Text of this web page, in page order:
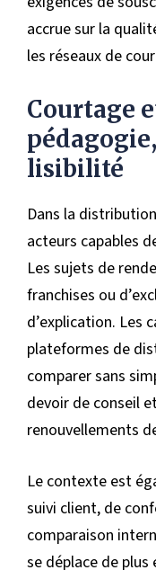
accrue sur la
les réseaux de
Courtage
lisibilité
Dans la
acteurs capables
Les sujets de
franchises ou
d’explication. Les
plateformes de
comparer sans
devoir de conseil
renouvellements
Le contexte est
suivi client, de
comparaison
se déplace de plus